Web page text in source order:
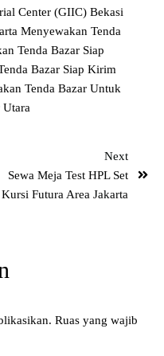
Center (GIIC) Bekasi
Menyewakan Tenda
Tenda Bazar Siap
Bazar Siap Kirim
Tenda Bazar Untuk
Next
Sewa Meja Test HPL Set
Kursi Futura Area Jakarta
Ruas yang wajib